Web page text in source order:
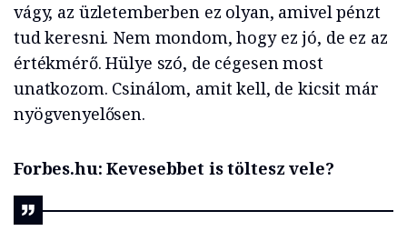
vágy, az üzletemberben ez olyan, amivel pénzt
tud keresni. Nem mondom, hogy ez jó, de ez az
értékmérő. Hülye szó, de cégesen most
unatkozom. Csinálom, amit kell, de kicsit már
nyögvenyelősen.
Forbes.hu: Kevesebbet is töltesz vele?